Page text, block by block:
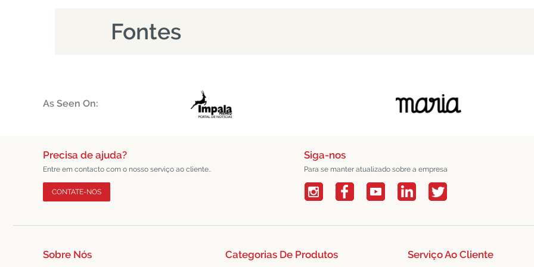
Fontes
As Seen On:
Precisa de ajuda?
Entre em contacto com o nosso serviço ao cliente..
CONTATE-NOS
Siga-nos
Para se manter atualizado sobre a empresa
Sobre Nós Categorias De Produtos Serviço Ao Cliente